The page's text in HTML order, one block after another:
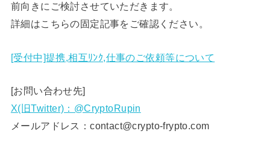
前向きにご検討させていただきます。
詳細はこちらの固定記事をご確認ください。
[受付中]提携,相互ﾘﾝｸ,仕事のご依頼等について
[お問い合わせ先]
X(旧Twitter)：@CryptoRupin
メールアドレス：contact@crypto-frypto.com